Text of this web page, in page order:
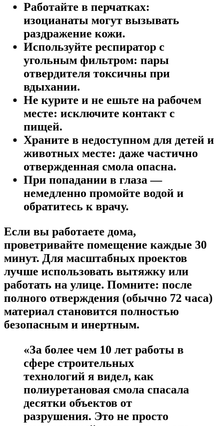
Работайте в перчатках:
изоцианаты могут вызывать
раздражение кожи.
Используйте респиратор с
угольным фильтром: пары
отвердителя токсичны при
вдыхании.
Не курите и не ешьте на рабочем
месте: исключите контакт с
пищей.
Храните в недоступном для детей и
животных месте: даже частично
отвержденная смола опасна.
При попадании в глаза —
немедленно промойте водой и
обратитесь к врачу.
Если вы работаете дома,
проветривайте помещение каждые 30
минут. Для масштабных проектов
лучше использовать вытяжку или
работать на улице. Помните: после
полного отверждения (обычно 72 часа)
материал становится полностью
безопасным и инертным.
«За более чем 10 лет работы в
сфере строительных
технологий я видел, как
полиуретановая смола спасала
десятки объектов от
разрушения. Это не просто